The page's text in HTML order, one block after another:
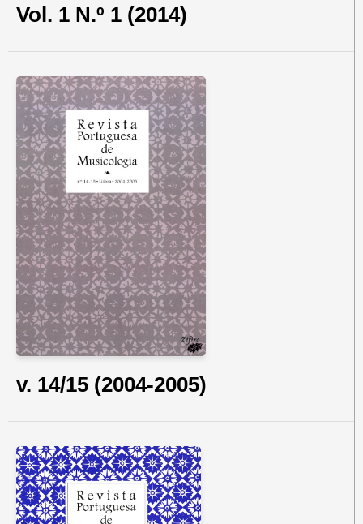
Vol. 1 N.º 1 (2014)
v. 14/15 (2004-2005)